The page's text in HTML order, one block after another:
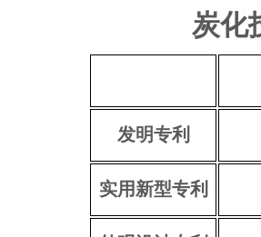
炭化
发明专利
实用新型专利